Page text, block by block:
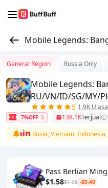
General Region Russia Only
Mobile Legends:
RU/VN/ID/SG/MY/
5 1.9K
7%OFF 138.1KTerjual
Rusia, Vietnam, Indonesia,
Pass Berlian
$1.58$1.98 -$0.40